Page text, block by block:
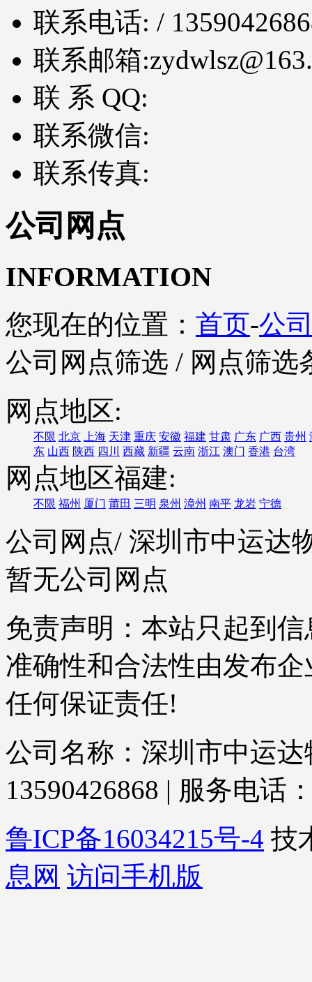
联系电话: /
联系邮箱:
联 系 QQ:
联系微信:
联系传真:
公司网点
INFORMATION
您现在的位置： 首页-公
公司网点筛选 / 网点筛选
网点地区:
不限 北京 上海 天津 重庆 安徽 福建 甘肃 广东 广西 贵州
东 山西 陕西 四川 西藏 新疆 云南 浙江 澳门 香港 台湾
网点地区福建:
不限 福州 厦门 莆田 三明 泉州 漳州 南平 龙岩 宁德
公司网点/ 深圳市中运达
暂无公司网点
免责声明：本站只起到
准确性和合法性由发布
任何保证责任!
公司名称：深圳市中运
13590426868 | 服务电话
鲁ICP备16034215号-4 技
息网 访问手机版